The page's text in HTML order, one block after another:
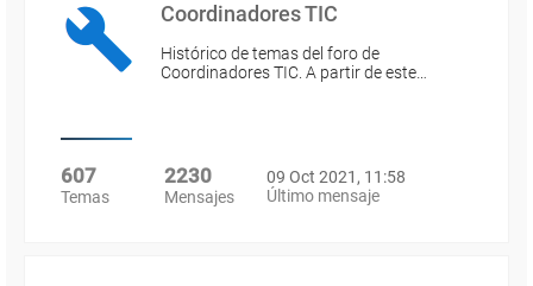
Coordinadores TIC
Histórico de temas del foro de
Coordinadores TIC. A partir de este…
607
Temas
2230
Mensajes
09 Oct 2021, 11:58
Último mensaje